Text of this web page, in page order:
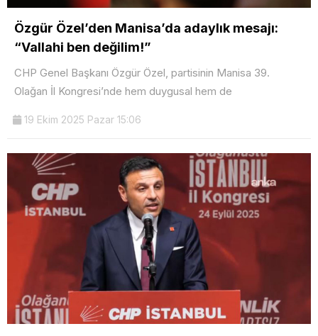
Özgür Özel’den Manisa’da adaylık mesajı:
“Vallahi ben değilim!”
CHP Genel Başkanı Özgür Özel, partisinin Manisa 39.
Olağan İl Kongresi’nde hem duygusal hem de
19 Ekim 2025 Pazar 15:06